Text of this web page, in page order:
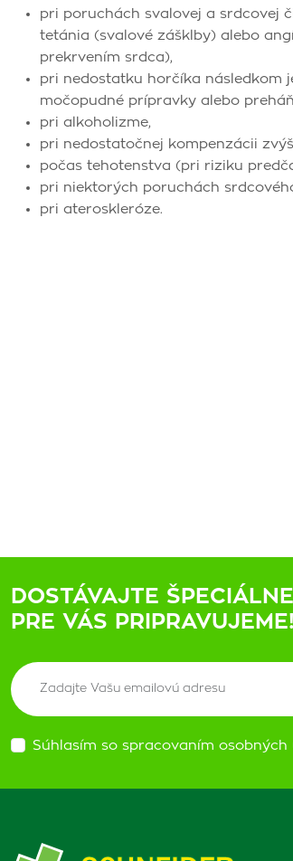
pri poruchách svalovej a srdcovej
tetánia (svalové zášklby) alebo
prekrvením srdca),
pri nedostatku horčíka následkom
močopudné prípravky alebo
pri alkoholizme,
pri nedostatočnej kompenzácii
počas tehotenstva (pri riziku
pri niektorých poruchách
pri ateroskleróze.
DOSTÁVAJTE
PRE VÁS PRIPRAVUJEME!
Súhlasím so spracovaním osobných